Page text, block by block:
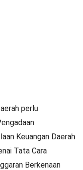
perlu
Keuangan Daerah
Tata Cara
Berkenaan